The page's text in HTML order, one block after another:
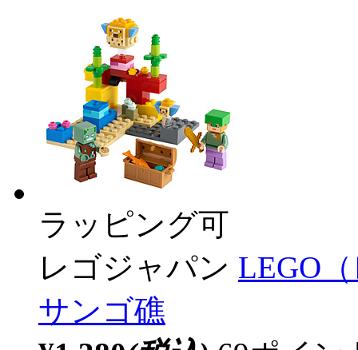
ラッピング可
レゴジャパン LEGO
サンゴ礁